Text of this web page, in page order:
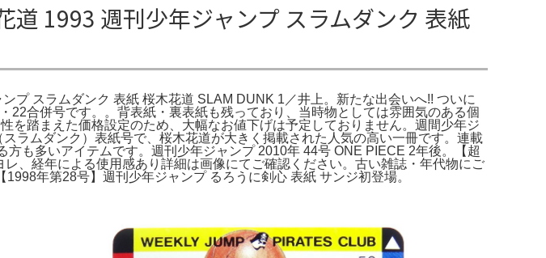
1993 週刊少年ジャンプ スラムダンク 表紙
プ スラムダンク 表紙 桜木花道 SLAM DUNK 1／井上。新たな出会いへ!! ついに
合併号です。。背表紙・裏表紙も残っており、当時物としては雰囲気のある個
踏まえた価格設定のため、大幅なお値下げは予定しておりません。週間少年ジ
ラムダンク）表紙号で、桜木花道が大きく掲載された人気の高い一冊です。連載
も多いアイテムです。週刊少年ジャンプ 2010年 44号 ONE PIECE 2年後。【超
、経年による使用感あり詳細は画像にてご確認ください。古い雑誌・年代物にご
年第28号】週刊少年ジャンプ るろうに剣心 表紙 サンジ初登場。